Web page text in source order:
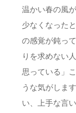
温かい春の風
少なくなった
の感覚が鈍っ
りを求めない
思っている」
うな気がしま
い、上手な言